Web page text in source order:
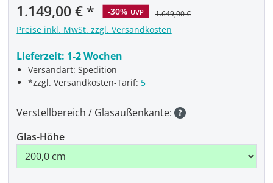
Verkaufspreis:
1.149,00 € -30% UVP 1.649,00 €
Preise inkl. MwSt. zzgl. Versandkosten
Lieferzeit: 1-2 Wochen
Versandart: Spedition
*zzgl. Versandkosten-Tarif: 5
Verstellbereich / Glasaußenkante:
Glas-Höhe